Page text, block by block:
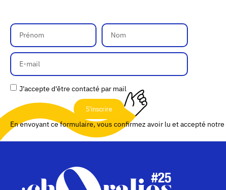
J'accepte d'être contacté par mail
S'inscrire
En envoyant ce formulaire, vous confirmez avoir lu et accepté notre